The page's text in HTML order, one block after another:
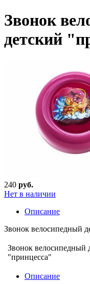
Звонок
детский
240 руб.
Нет в наличии
Описание
Звонок велосипедный
Звонок велосипедный
"принцесса"
Описание